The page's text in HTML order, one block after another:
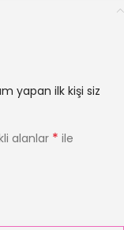
yapan ilk kişi siz
alanlar * ile